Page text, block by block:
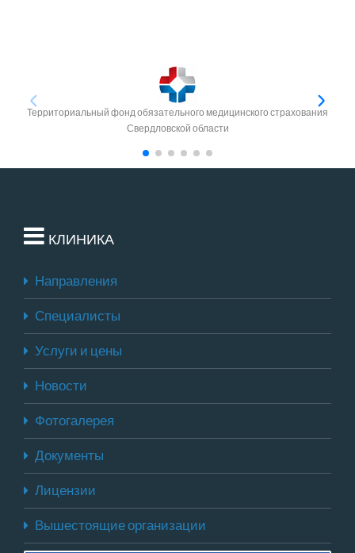
Территориальный фонд обязательного медицинского страхования
Свердловской области
КЛИНИКА
Направления
Специалисты
Услуги и цены
Новости
Фотогалерея
Документы
Лицензии
Вышестоящие организации